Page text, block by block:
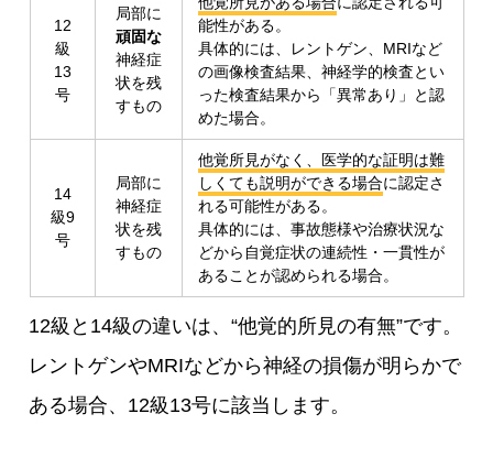
12
級
13
号
局部に
頑固な
神経症
状を残
すもの
能性がある。
具体的には、レントゲン、MRIなど
の画像検査結果、神経学的検査とい
った検査結果から「異常あり」と認
めた場合。
14
級9
号
局部に
神経症
状を残
すもの
他覚所見がなく、医学的な証明は難
しくても説明ができる場合に認定さ
れる可能性がある。
具体的には、事故態様や治療状況な
どから自覚症状の連続性・一貫性が
あることが認められる場合。
12級と14級の違いは、“他覚的所見の有無”です。
レントゲンやMRIなどから神経の損傷が明らかで
ある場合、12級13号に該当します。